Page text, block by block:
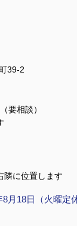
39-2
要相談）
に位置します
8月18日（火曜